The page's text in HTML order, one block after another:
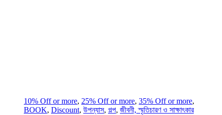
10% Off or more, 25% Off or more, 35% Off or more,
BOOK, Discount, উপন্যাস, গল্প, জীবনী, স্মৃতিচারণ ও সাক্ষাৎকার